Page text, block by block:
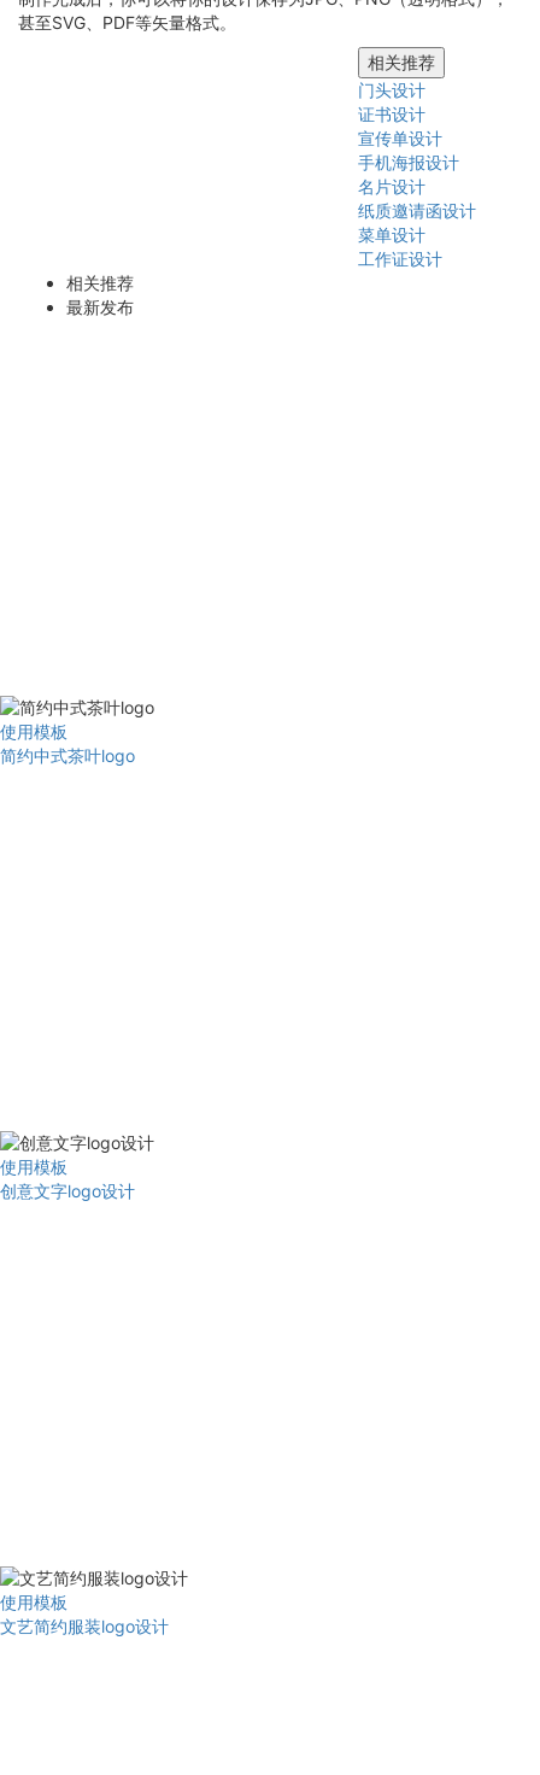
甚至SVG、PDF等矢量格式。
相关推荐
门头设计
证书设计
宣传单设计
手机海报设计
名片设计
纸质邀请函设计
菜单设计
工作证设计
相关推荐
最新发布
使用模板
简约中式茶叶logo
使用模板
创意文字logo设计
使用模板
文艺简约服装logo设计